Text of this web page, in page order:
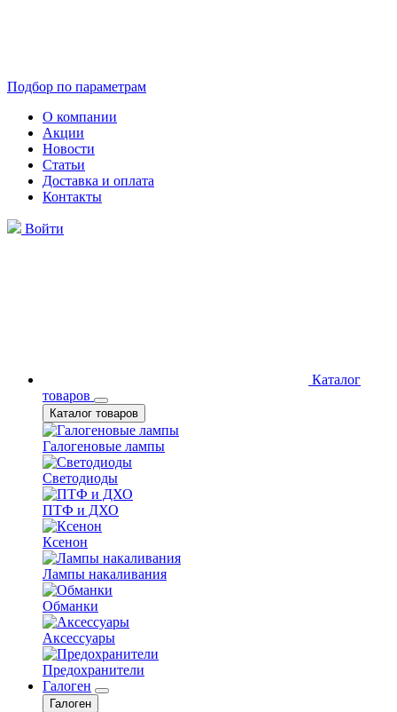
Подбор по параметрам
О компании
Акции
Новости
Статьи
Доставка и оплата
Контакты
Войти
Каталог
товаров
Каталог товаров
Галогеновые лампы
Светодиоды
ПТФ и ДХО
Ксенон
Лампы накаливания
Обманки
Аксессуары
Предохранители
Галоген
Галоген